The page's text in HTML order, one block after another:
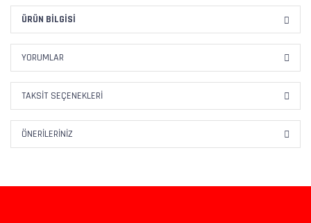
ÜRÜN BILGISI
YORUMLAR
TAKSIT SEÇENEKLERI
ÖNERILERINIZ